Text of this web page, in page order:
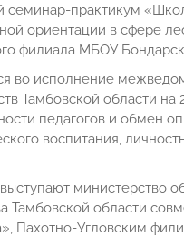
практикум
ориентации в сфере
филиала МБОУ
во исполнение
Тамбовской области на
педагогов и обмен
воспитания,
министерство
Тамбовской области
Пахотно-Угловским